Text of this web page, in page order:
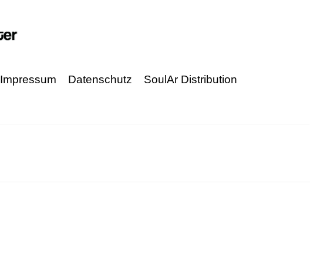
Impressum Datenschutz SoulAr Distribution